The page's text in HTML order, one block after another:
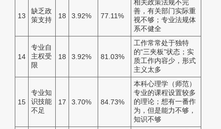
13
缺乏政
策支持
18 3.92% 77.11%
相关政策法规不完
善，有关部门实际重
视不够；专业法规体
系不健全
14
专业自
主权受
限
18 3.92% 81.03%
工作常常处于独特
的“三夹板”状态；实
质工作内容少，形式
主义太多
15
专业知
识技能
不足
17 3.70% 84.73%
本科心理学（师范）
专业的课程设置较多
的理论；想有一番作
为，但是能力不够，
知识不够